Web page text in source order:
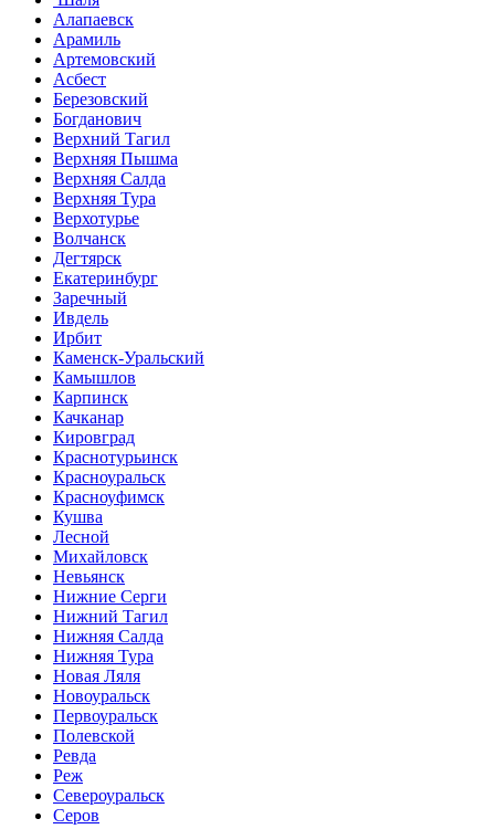
Алапаевск
Арамиль
Артемовский
Асбест
Березовский
Богданович
Верхний Тагил
Верхняя Пышма
Верхняя Салда
Верхняя Тура
Верхотурье
Волчанск
Дегтярск
Екатеринбург
Заречный
Ивдель
Ирбит
Каменск-Уральский
Камышлов
Карпинск
Качканар
Кировград
Краснотурьинск
Красноуральск
Красноуфимск
Кушва
Лесной
Михайловск
Невьянск
Нижние Серги
Нижний Тагил
Нижняя Салда
Нижняя Тура
Новая Ляля
Новоуральск
Первоуральск
Полевской
Ревда
Реж
Североуральск
Серов